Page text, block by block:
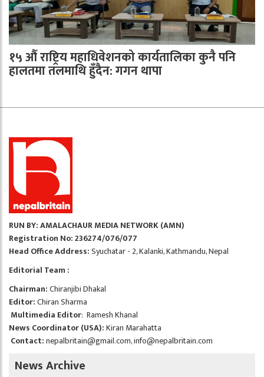
१५ औँ राष्ट्रिय महाधिवेशनको कार्यतालिका कुनै पनि
हालतमा तलमाथि हुँदैन: गगन थापा
RUN BY: AMALACHAUR MEDIA NETWORK (AMN)
Registration No: 236274/076/077
Head Office Address:Syuchatar - 2, Kalanki, Kathmandu, Nepal
Editorial Team :
Chairman:Chiranjibi Dhakal
Editor:Chiran Sharma
Multimedia Editor: Ramesh Khanal
News Coordinator (USA):Kiran Marahatta
Contact:nepalbritain@gmail.com,info@nepalbritain.com
News Archive